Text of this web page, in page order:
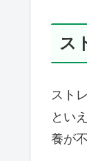
ス
スト
とい
養が